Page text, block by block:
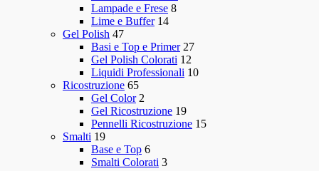
Lampade e Frese 8
Lime e Buffer 14
Gel Polish 47
Basi e Top e Primer 27
Gel Polish Colorati 12
Liquidi Professionali 10
Ricostruzione 65
Gel Color 2
Gel Ricostruzione 19
Pennelli Ricostruzione 15
Smalti 19
Base e Top 6
Smalti Colorati 3